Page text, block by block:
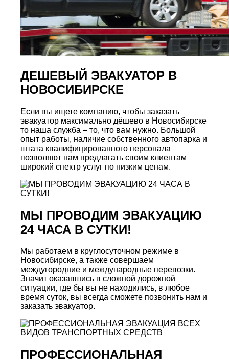
ДЕШЕВЫЙ ЭВАКУАТОР В
НОВОСИБИРСКЕ
Если вы ищете компанию, чтобы заказать
эвакуатор максимально дёшево в Новосибирске
то наша служба – то, что вам нужно. Большой
опыт работы, наличие собственного автопарка и
штата квалифицированного персонала
позволяют нам предлагать своим клиентам
широкий спектр услуг по низким ценам.
МЫ ПРОВОДИМ ЭВАКУАЦИЮ
24 ЧАСА В СУТКИ!
Мы работаем в круглосуточном режиме в
Новосибирске, а также совершаем
междугородние и международные перевозки.
Значит оказавшись в сложной дорожной
ситуации, где бы вы не находились, в любое
время суток, вы всегда сможете позвонить нам и
заказать эвакуатор.
ПРОФЕССИОНАЛЬНАЯ